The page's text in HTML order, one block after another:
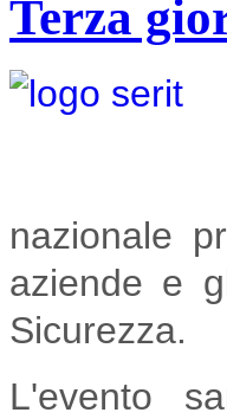
Terza
nazionale
aziende e
Sicurezza.
L'evento